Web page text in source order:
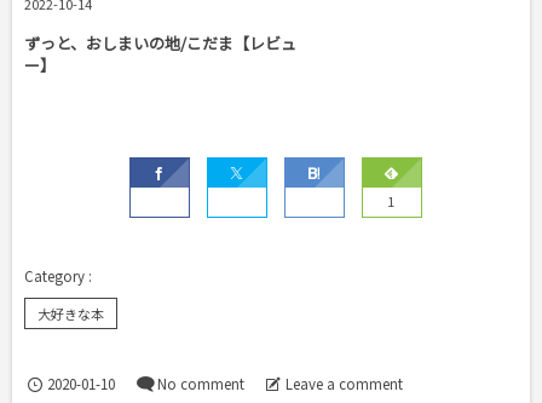
ずっと、おしまいの地/こだま【レビュ
ー】
1
大好きな本
2020-01-10 No comment Leave a comment